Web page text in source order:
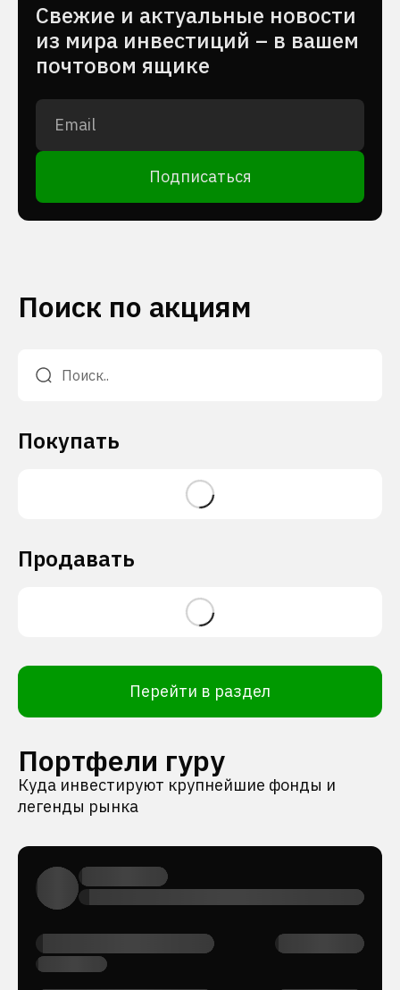
Cвежие и актуальные новости
из мира инвестиций – в вашем
почтовом ящике
Подписаться
Поиск по акциям
Покупать
Продавать
Перейти в раздел
Портфели гуру
Куда инвестируют крупнейшие фонды и
легенды рынка